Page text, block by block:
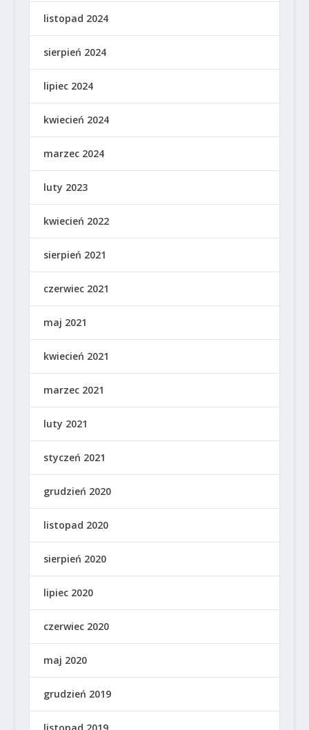
listopad 2024
sierpień 2024
lipiec 2024
kwiecień 2024
marzec 2024
luty 2023
kwiecień 2022
sierpień 2021
czerwiec 2021
maj 2021
kwiecień 2021
marzec 2021
luty 2021
styczeń 2021
grudzień 2020
listopad 2020
sierpień 2020
lipiec 2020
czerwiec 2020
maj 2020
grudzień 2019
listopad 2019